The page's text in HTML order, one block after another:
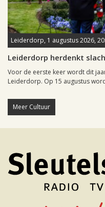
Leiderdorp, 1 augustus 2026,
Leiderdorp herdenkt
Voor de eerste keer wordt dit
Leiderdorp. Op 15 augustus
Meer Cultuur